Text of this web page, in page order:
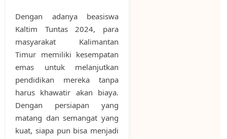
Dengan adanya beasiswa
Kaltim Tuntas 2024, para
masyarakat Kalimantan
Timur memiliki kesempatan
emas untuk melanjutkan
pendidikan mereka tanpa
harus khawatir akan biaya.
Dengan persiapan yang
matang dan semangat yang
kuat, siapa pun bisa menjadi